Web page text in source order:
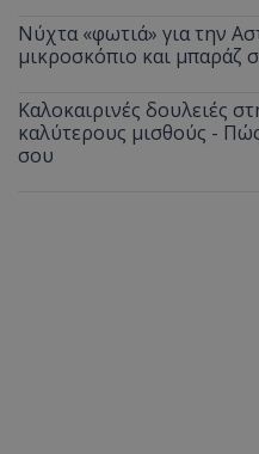
Νύχτα «φωτιά» για την
μικροσκόπιο και μπαράζ
Καλοκαιρινές δουλειές
καλύτερους μισθούς -
σου